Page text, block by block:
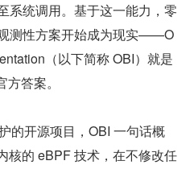
系统调用。基于这一能力，零
测性方案开始成为现实——O
（以下简称 OBI）就是
答案。
的开源项目，OBI 一句话概
核的 eBPF 技术，在不修改任